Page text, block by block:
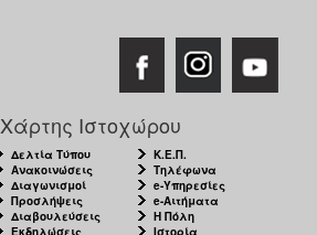
Χάρτης Ιστοχώρου
Δελτία Τύπου
Ανακοινώσεις
Διαγωνισμοί
Προσλήψεις
Διαβουλεύσεις
Εκδηλώσεις
Κ.Ε.Π.
Τηλέφωνα
e-Υπηρεσίες
e-Αιτήματα
Η Πόλη
Ιστορία